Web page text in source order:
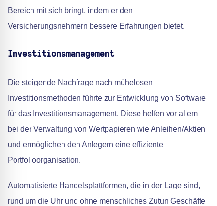
Bereich mit sich bringt, indem er den
Versicherungsnehmern bessere Erfahrungen bietet.
Investitionsmanagement
Die steigende Nachfrage nach mühelosen
Investitionsmethoden führte zur Entwicklung von Software
für das Investitionsmanagement. Diese helfen vor allem
bei der Verwaltung von Wertpapieren wie Anleihen/Aktien
und ermöglichen den Anlegern eine effiziente
Portfolioorganisation.
Automatisierte Handelsplattformen, die in der Lage sind,
rund um die Uhr und ohne menschliches Zutun Geschäfte